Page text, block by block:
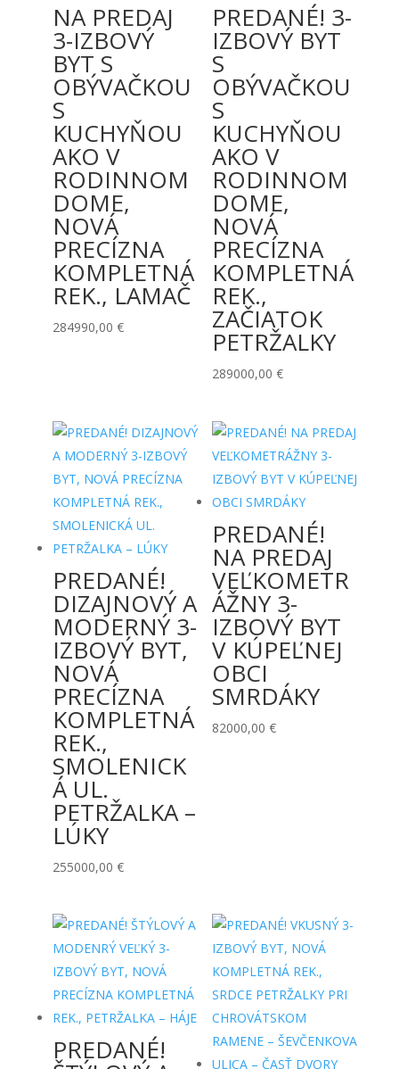
NA PREDAJ
3-IZBOVÝ
BYT S
OBÝVAČKOU
S
KUCHYŇOU
AKO V
RODINNOM
DOME,
NOVÁ
PRECÍZNA
KOMPLETNÁ
REK., LAMAČ
284990,00 €
PREDANÉ! 3-
IZBOVÝ BYT
S
OBÝVAČKOU
S
KUCHYŇOU
AKO V
RODINNOM
DOME,
NOVÁ
PRECÍZNA
KOMPLETNÁ
REK.,
ZAČIATOK
PETRŽALKY
289000,00 €
PREDANÉ!
DIZAJNOVÝ A
MODERNÝ 3-
IZBOVÝ BYT,
NOVÁ
PRECÍZNA
KOMPLETNÁ
REK.,
SMOLENICK
Á UL.
PETRŽALKA –
LÚKY
255000,00 €
PREDANÉ!
NA PREDAJ
VEĽKOMETR
ÁŽNY 3-
IZBOVÝ BYT
V KÚPEĽNEJ
OBCI
SMRDÁKY
82000,00 €
PREDANÉ!